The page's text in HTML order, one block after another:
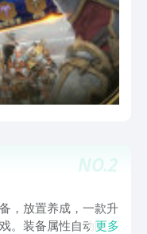
NO.2
，放置养成，一款升
。装备属性自动随机
更多